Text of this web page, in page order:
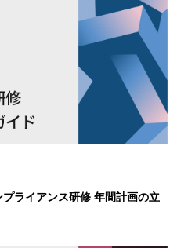
ライアンス研修 年間計画の立